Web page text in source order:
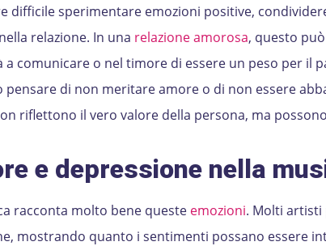
difficile sperimentare emozioni positive,
relazione. In una relazione amorosa, questo
a comunicare o nel timore di essere un peso per il
pensare di non meritare amore o di non essere
riflettono il vero valore della persona, ma
e depressione nella
racconta molto bene queste emozioni. Molti artisti
mostrando quanto i sentimenti possano essere